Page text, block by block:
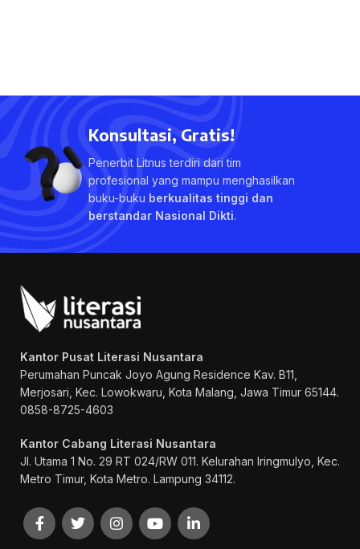
Konsultasi, Gratis!
Penerbit Litnus terdiri dari tim
profesional yang mampu menghasilkan
buku-buku berkualitas tinggi dan
berstandar Nasional Dikti.
Kantor Pusat Literasi Nusantara
Perumahan Puncak Joyo Agung Residence Kav. B11,
Merjosari, Kec. Lowokwaru, Kota Malang, Jawa Timur 65144.
0858-8725-4603
Kantor Cabang Literasi Nusantara
Jl. Utama 1 No. 29 RT 024/RW 011. Kelurahan Iringmulyo, Kec.
Metro Timur, Kota Metro. Lampung 34112.